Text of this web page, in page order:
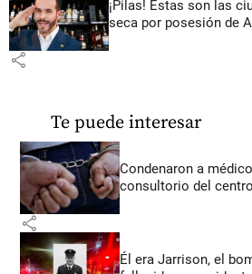
¡Pilas! Estas son las
seca por posesión de
share
Te puede interesar
Condenaron a
consultorio del
share
Él era Jarrison, el